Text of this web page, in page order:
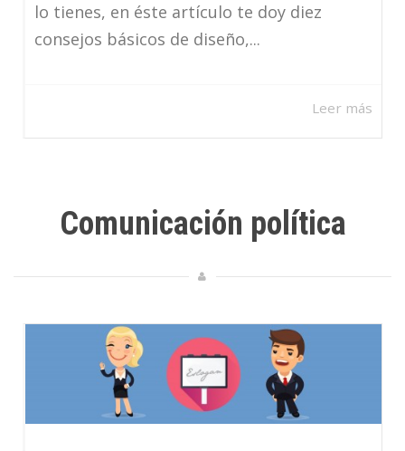
lo tienes, en éste artículo te doy diez
consejos básicos de diseño,...
Leer más
Comunicación política